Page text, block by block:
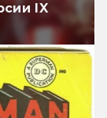
IX